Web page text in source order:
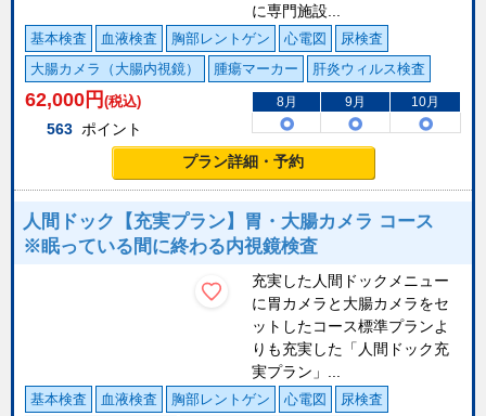
に専門施設...
基本検査 血液検査 胸部レントゲン 心電図
尿検査
大腸カメラ（大腸内視鏡）
腫瘍マーカー 肝炎ウィルス検査
62,000 円 (税込)
563 ポイント
8月 9月 10月
プラン詳細・予約
人間ドック【充実プラン】胃・大腸カメラ コース
※眠っている間に終わる内視鏡検査
充実した人間ドックメニュー
に胃カメラと大腸カメラをセ
ットしたコース標準プランよ
りも充実した「人間ドック充
実プラン」...
基本検査 血液検査 胸部レントゲン 心電図
尿検査